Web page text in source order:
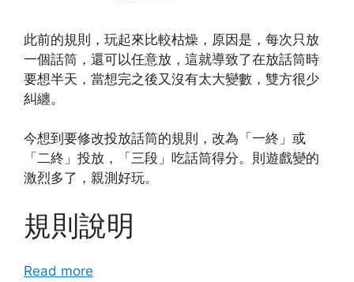
此前的規則，玩起來比較枯燥，原因是，每次只放
一個話筒，還可以任意放，這就導致了在放話筒時
要想半天，當想完之後又沒有太大變數，雙方很少
糾纏。
今想到要修改投放話筒的規則，改為「一終」或
「二終」投放，「三段」吃話筒得分。則遊戲變的
激烈多了，親測好玩。
規則說明
Read more